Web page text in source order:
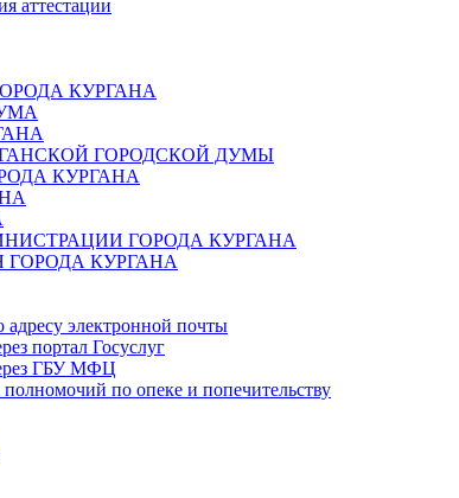
аттестации
КУРГАНА
ГОРОДСКОЙ ДУМЫ
КУРГАНА
ГОРОДА КУРГАНА
КУРГАНА
электронной почты
портал Госуслуг
ГБУ МФЦ
по опеке и попечительству